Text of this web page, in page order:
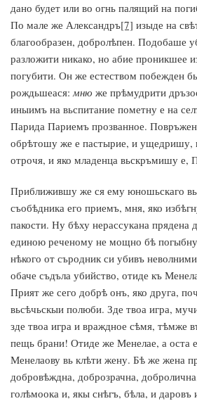
дано будет или во огнь палящий на
По мале же Александръ[7] изыде на
благообразен, добролѣпен. Подобаше
разложити никако, но абие проникшее
погубити. Он же естеством побежден
рождьшеася:мню же прѣмудрити
иныимъ на вьспитание пометну е на
Парида Париемъ прозванное.
обрѣтошу же е пастырие, и
отрочя, и яко младенца вьскръмишу е,
Приближившу же ся ему юношьскаго
съобѣдника его приемъ, мня, яко
пакости. Ну бѣху нерассукана прядена
единою реченому не мощно бѣ
нѣкого от съродник си убивъ
обаче съдъла убийство, отиде къ
Прият же сего добрѣ онъ, яко друга,
вьсѣчьскыи полюби. Зде твоа игра,
зде твоа игра и враждное сѣмя, тѣмже
пещь брани! Отиде же Менелае, а оста
Менелаову вь клѣти жену. Бѣ же жена
добровѣждна, доброзрачна,
голѣмоока и, якы снѣгъ, бѣла, и даровъ